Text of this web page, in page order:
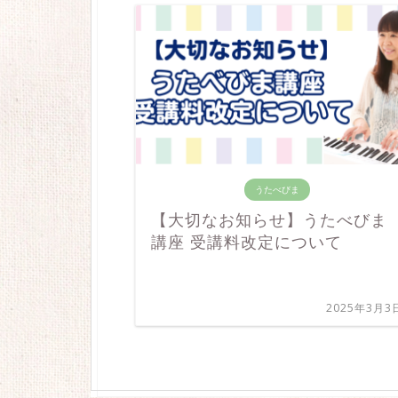
うたべびま
【大切なお知らせ】うたべびま
講座 受講料改定について
2025年3月3